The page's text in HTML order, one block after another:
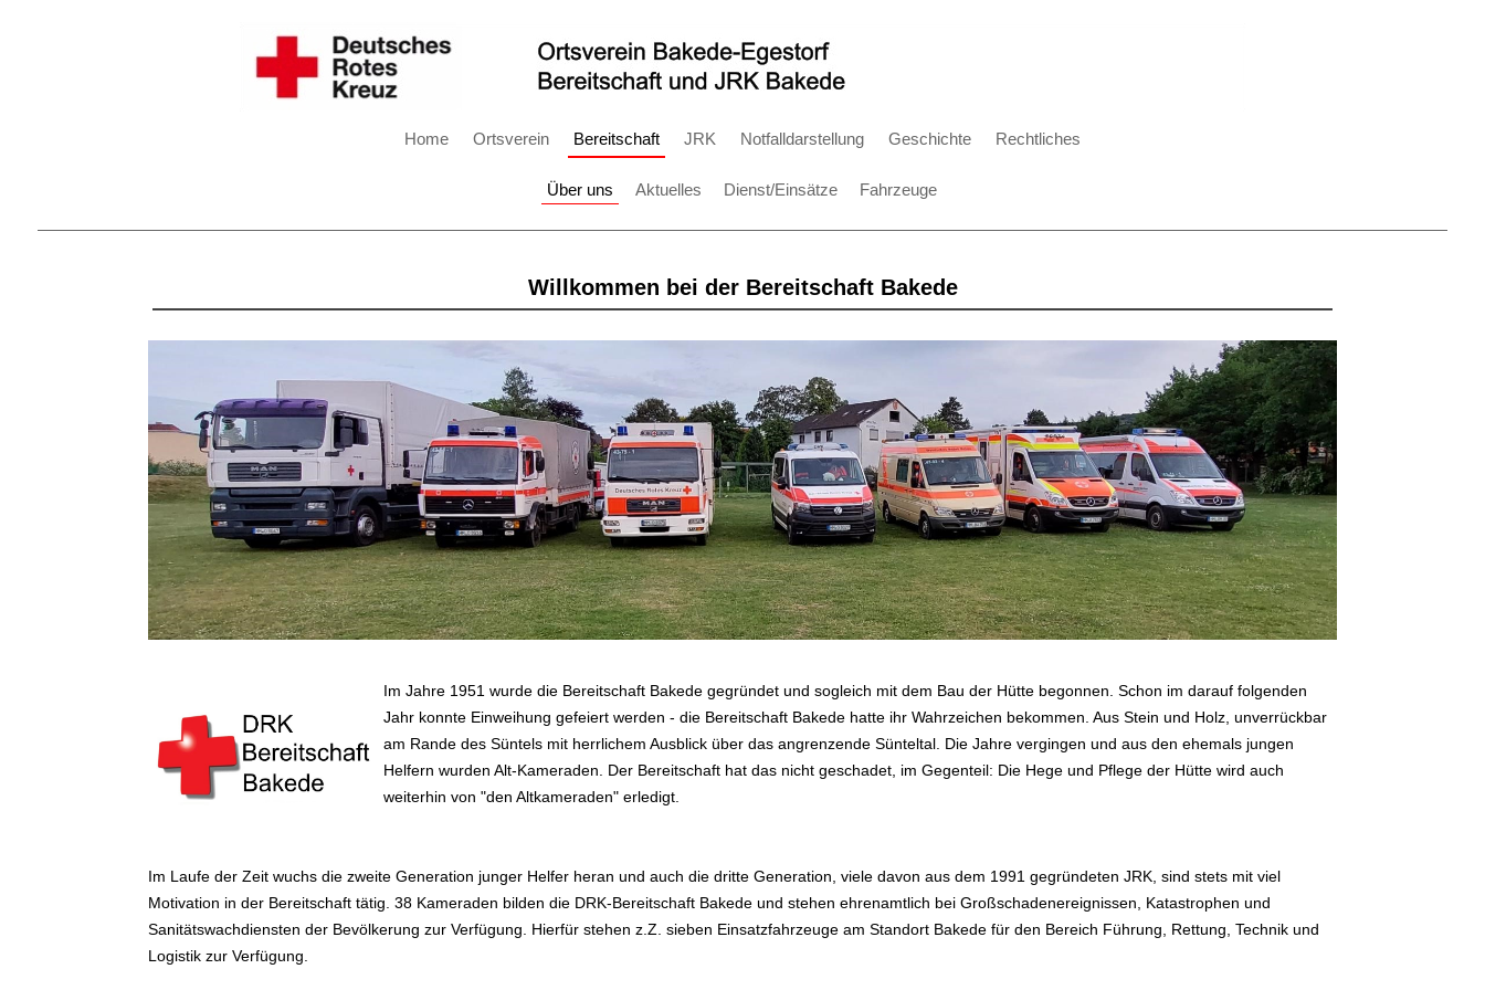
Home Ortsverein Bereitschaft JRK Notfalldarstellung Geschichte Rechtliches
Über uns Aktuelles Dienst/Einsätze Fahrzeuge
Willkommen bei der Bereitschaft Bakede
Im Jahre 1951 wurde die Bereitschaft Bakede gegründet und sogleich mit dem Bau der Hütte begonnen. Schon im darauf folgenden
Jahr konnte Einweihung gefeiert werden - die Bereitschaft Bakede hatte ihr Wahrzeichen bekommen. Aus Stein und Holz, unverrückbar
am Rande des Süntels mit herrlichem Ausblick über das angrenzende Sünteltal. Die Jahre vergingen und aus den ehemals jungen
Helfern wurden Alt-Kameraden. Der Bereitschaft hat das nicht geschadet, im Gegenteil: Die Hege und Pflege der Hütte wird auch
weiterhin von "den Altkameraden" erledigt.
Im Laufe der Zeit wuchs die zweite Generation junger Helfer heran und auch die dritte Generation, viele davon aus dem 1991 gegründeten JRK, sind stets mit viel
Motivation in der Bereitschaft tätig. 38 Kameraden bilden die DRK-Bereitschaft Bakede und stehen ehrenamtlich bei Großschadenereignissen, Katastrophen und
Sanitätswachdiensten der Bevölkerung zur Verfügung. Hierfür stehen z.Z. sieben Einsatzfahrzeuge am Standort Bakede für den Bereich Führung, Rettung, Technik und
Logistik zur Verfügung.